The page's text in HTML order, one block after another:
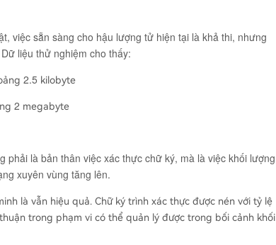
việc sẵn sàng cho hậu lượng tử hiện tại là khả thi, nhưng
liệu thử nghiệm cho thấy:
2.5 kilobyte
2 megabyte
là bản thân việc xác thực chữ ký, mà là việc khối lượng
xuyên vùng tăng lên.
là vẫn hiệu quả. Chữ ký trình xác thực được nén với tỷ lệ
trong phạm vi có thể quản lý được trong bối cảnh khối